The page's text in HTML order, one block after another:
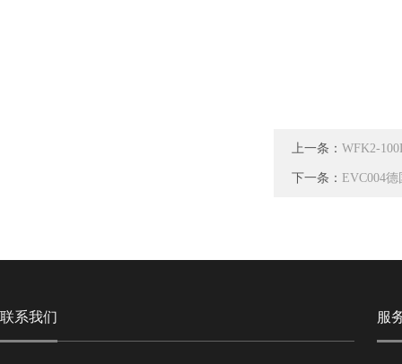
上一条： WFK2-
下一条： EVC004
联系我们 服